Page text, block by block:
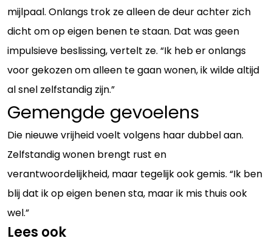
mijlpaal. Onlangs trok ze alleen de deur achter zich
dicht om op eigen benen te staan. Dat was geen
impulsieve beslissing, vertelt ze. “Ik heb er onlangs
voor gekozen om alleen te gaan wonen, ik wilde altijd
al snel zelfstandig zijn.”
Gemengde gevoelens
Die nieuwe vrijheid voelt volgens haar dubbel aan.
Zelfstandig wonen brengt rust en
verantwoordelijkheid, maar tegelijk ook gemis. “Ik ben
blij dat ik op eigen benen sta, maar ik mis thuis ook
wel.”
Lees ook